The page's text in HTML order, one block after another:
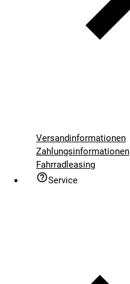
Versandinformationen
Zahlungsinformationen
Fahrradleasing
Service